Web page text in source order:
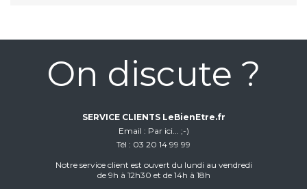
On discute ?
SERVICE CLIENTS LeBienEtre.fr
Email
Par ici... ;-)
Tél
03 20 14 99 99
Notre service client est ouvert du lundi au vendredi
de 9h à 12h30 et de 14h à 18h